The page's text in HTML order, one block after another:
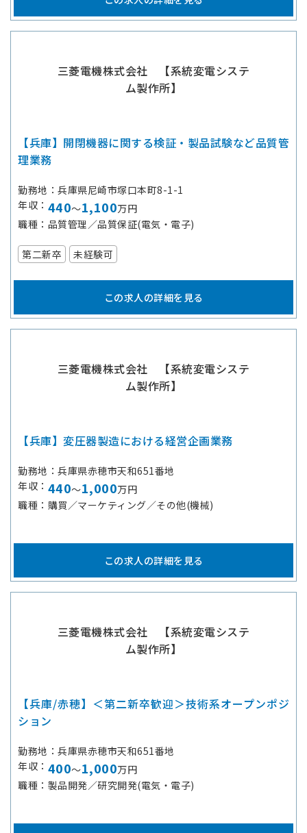
三菱電機株式会社 【系統変電システ
ム製作所】
【兵庫】開閉機器に関する検証・製品試験など品質管
理業務
勤務地
兵庫県尼崎市塚口本町8-1-1
年収
440～1,100万円
職種
品質管理／品質保証(電気・電子)
第二新卒 未経験可
この求人の詳細を見る
三菱電機株式会社 【系統変電システ
ム製作所】
【兵庫】変圧器製造における経営企画業務
勤務地
兵庫県赤穂市天和651番地
年収
440～1,000万円
職種
購買／マーケティング／その他(機械)
この求人の詳細を見る
三菱電機株式会社 【系統変電システ
ム製作所】
【兵庫/赤穂】＜第二新卒歓迎＞技術系オープンポジ
ション
勤務地
兵庫県赤穂市天和651番地
年収
400～1,000万円
職種
製品開発／研究開発(電気・電子)